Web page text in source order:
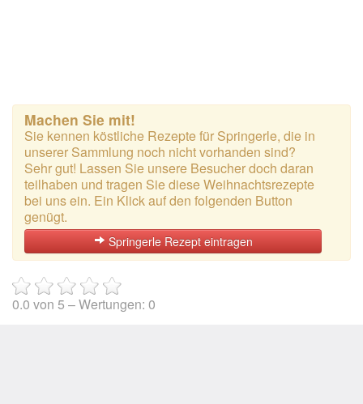
Machen Sie mit!
Sie kennen köstliche Rezepte für Springerle, die in
unserer Sammlung noch nicht vorhanden sind?
Sehr gut! Lassen Sie unsere Besucher doch daran
teilhaben und tragen Sie diese Weihnachtsrezepte
bei uns ein. Ein Klick auf den folgenden Button
genügt.
Springerle Rezept eintragen
0.0 von 5 – Wertungen: 0